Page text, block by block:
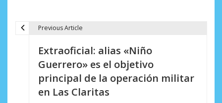
Previous Article
Extraoficial: alias «Niño
Guerrero» es el objetivo
principal de la operación militar
en Las Claritas